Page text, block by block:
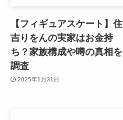
【フィギュアスケート】住
吉りをんの実家はお金持
ち？家族構成や噂の真相を
調査
2025年1月31日